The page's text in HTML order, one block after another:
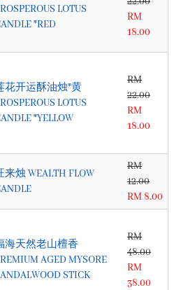
LOTUS
*RED
RM
18.00
花开运酥油烛*黄
LOTUS
*YELLOW
RM
22.00
RM
18.00
来烛 WEALTH FLOW
RM
12.00
RM 8.00
海天然老山檀香
AGED MYSORE
STICK
RM
48.00
RM
38.00